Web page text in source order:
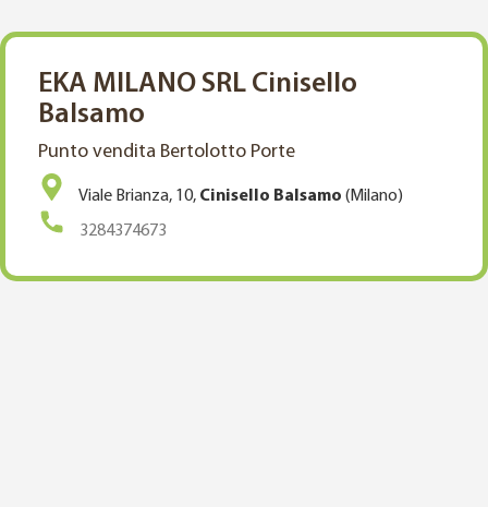
EKA MILANO SRL Cinisello
Balsamo
Punto vendita Bertolotto Porte
Viale Brianza, 10, Cinisello Balsamo (Milano)
3284374673